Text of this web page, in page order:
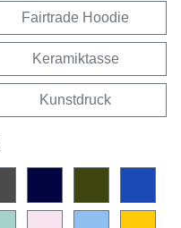
Fairtrade Hoodie
Keramiktasse
Kunstdruck